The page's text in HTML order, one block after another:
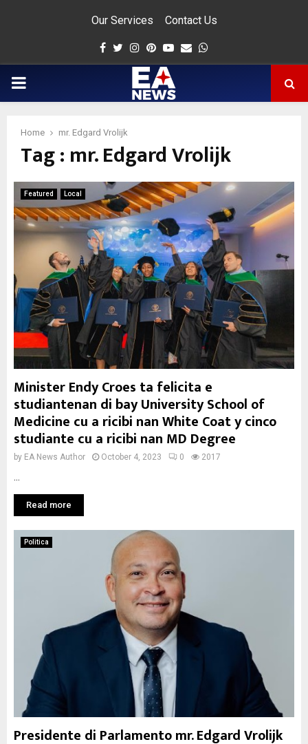
Our Services Contact Us
Facebook
Twitter
Instagram
Pinterest
Youtube
Email
PRIMARY
Home mr. Edgard Vrolijk
Tag : mr. Edgard Vrolijk
Featured Local
Minister Endy Croes ta felicita e
studiantenan di bay University School of
Medicine cu a ricibi nan White Coat y cinco
studiante cu a ricibi nan MD Degree
by EA News Author October 4, 2023 0 2017
Read more
Politica
Presidente di Parlamento mr. Edgard Vrolijk